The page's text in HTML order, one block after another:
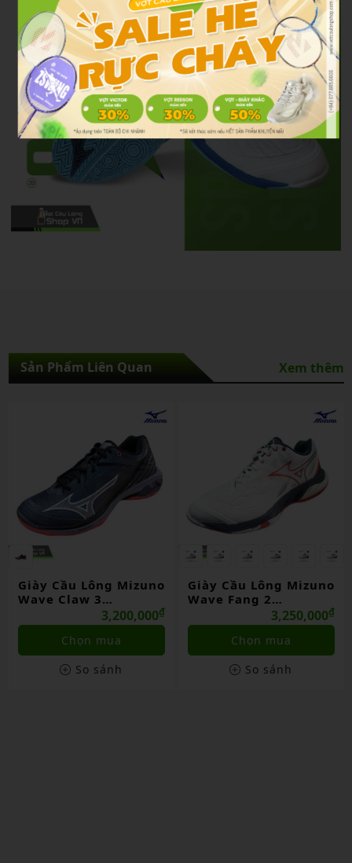
Sản Phẩm Liên Quan Xem thêm
Giày Cầu Lông Mizuno
Wave Claw 3
3,200,000₫
Chọn mua
So sánh
Giày Cầu Lông Mizuno
Wave Fang 2
3,250,000₫
Chọn mua
So sánh